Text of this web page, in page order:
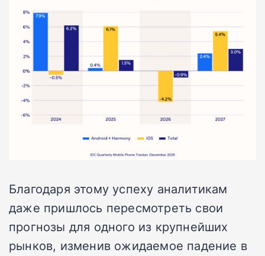
Благодаря этому успеху аналитикам
даже пришлось пересмотреть свои
прогнозы для одного из крупнейших
рынков, изменив ожидаемое падение в